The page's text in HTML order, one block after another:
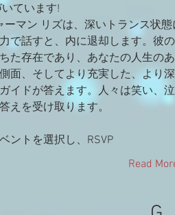
ています!
マン リズは、深いトランス状
で話すと、内に退却します。彼
た存在であり、あなたの人生の
面、そしてより充実した、より
イドが答えます。人々は笑い、
えを受け取ります。
ントを選択し、RSVP
Read